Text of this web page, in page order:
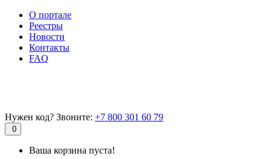
О портале
Реестры
Новости
Контакты
FAQ
Нужен код? Звоните: +7 800 301 60 79
0
Ваша корзина пуста!